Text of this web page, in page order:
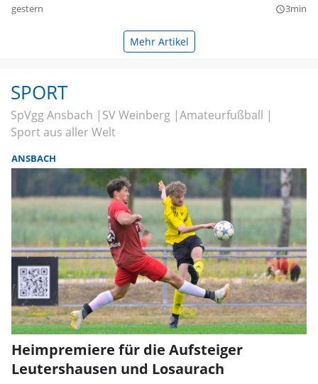
gestern query_builder3min
Mehr Artikel
SPORT
SpVgg Ansbach SV Weinberg Amateurfußball
Sport aus aller Welt
ANSBACH
Heimpremiere für die Aufsteiger
Leutershausen und Losaurach